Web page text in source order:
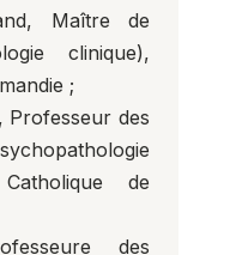
Maître de
clinique),
;
Professeur des
de
des